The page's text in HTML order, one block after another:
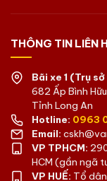
THÔNG TIN LIÊN
Bãi xe 1 (Trụ
682 Ấp Bình
Tỉnh Long An
Hotline: 0963
Email:
VP TPHCM:
HCM (gần ngã
VP HUẾ: Tổ